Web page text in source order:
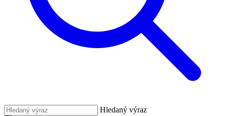
Hledaný výraz